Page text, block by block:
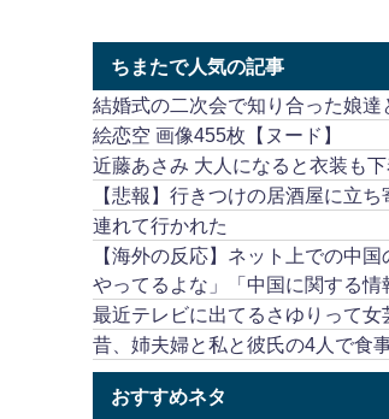
ちまたで人気の記事
結婚式の二次会で知り合った娘達
絵恋空 画像455枚【ヌード】
近藤あさみ 大人になると衣装も
【悲報】行きつけの居酒屋に立
連れて行かれた
【海外の反応】ネット上での中
やってるよな」「中国に関する情
最近テレビに出てるさゆりって女
昔、姉夫婦と私と彼氏の4人で食
おすすめネタ